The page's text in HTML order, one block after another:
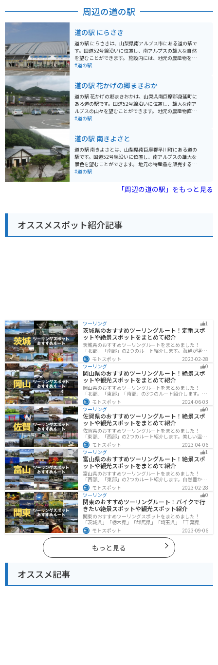
周辺の道の駅
道の駅 にらさき
道の駅 にらさきは、山梨県南アルプス市にある道の駅で
す。国道52号線沿いに位置し、南アルプスの雄大な自然
を望むことができます。 施設内には、地元の農産物をは
じめ、特産品や工芸品などを販売するショップがありま
を使ったそばやうどん、山菜料理などが楽しめます。 バ
イクで訪れる際は、道の駅に併設された駐車場にバイク
専用のスペースがあるので便利です。周辺には、南アル
プスエコーラインや夜叉神峠など、ツーリングに最適な
スポットがたくさんあります。 道の駅 にらさきは、雄大
#道の駅
道の駅 花かげの郷まきおか
道の駅 花かげの郷まきおかは、山梨県南巨摩郡身延町に
ある道の駅です。国道52号線沿いに位置し、雄大な南ア
ルプスの山々を望むことができます。 地元の農産物直売
所では、新鮮な野菜や果物が販売されています。特に、
むことができます。 バイクで訪れる場合、道の駅の駐車
場は広く、休憩場所としても最適です。周辺には、富士
川沿いを走る気持ちの良い道があり、ツーリングにもお
すすめです。 身延町は、日蓮宗の総本山である身延山久
遠寺があることで知られています。道の駅 花かげの郷ま
#道の駅
道の駅 南きよさと
道の駅 南きよさとは、山梨県南巨摩郡早川町にある道の
駅です。国道52号線沿いに位置し、南アルプスの雄大な
景色を望むことができます。 地元の特産品を販売する農
産物直売所では、旬の野菜や果物を購入できます。特
す。また、併設のレストランでは、地元の食材を使った
料理を楽しむことができます。南アルプスの清流で育っ
どもあり、観光拠点としても便利です。
#道の駅
「周辺の道の駅」をもっと見る
オススメスポット紹介記事
ツーリング 1
茨城県のおすすめツーリングルート！定番スポ
ットや絶景スポットをまとめて紹介
茨城県のおすすめツーリングルートをまとめました！
「北部」「南部」の2つのルート紹介します。海鮮が堪能
できる港や梅の景勝地、自然豊かな山々があるのでツー
リングにもってこいです。バイクで茨城県にツーリング
に行く際は参考にしてください。
モトスポット
2023-02-28
ツーリング
0
岡山県のおすすめツーリングルート！絶景スポ
ットや観光スポットをまとめて紹介
岡山県のおすすめツーリングルートをまとめました！
「北部」「東部」「南部」の3つのルート紹介します。岡
山市や倉敷市など、歴史ある街並みも魅力的で、バイク
ツーリングに最適なスポットが多数あります。バイクで
岡山県にツーリングに行く際は参考にしてください。
モトスポット
2024-06-03
ツーリング
0
佐賀県のおすすめツーリングルート！絶景スポ
ットや観光スポットをまとめて紹介
佐賀県のおすすめツーリングルートをまとめました！
「東部」「西部」の2つのルート紹介します。美しい温泉
地や古墳群、歴史ある城や神社仏閣など、バイクツーリ
ングに適したスポットが多数存在し、様々な楽しみ方が
できます。バイクで佐賀県にツーリングに行く際は参考
にしてください。
モトスポット
2023-04-06
ツーリング
1
富山県のおすすめツーリングルート！絶景スポ
ットや観光スポットをまとめて紹介
富山県のおすすめツーリングルートをまとめました！
「西部」「東部」の2つのルート紹介します。自然豊かな
山と海、温泉が充実しており、美術館などもあるので、
自然を満喫するツーリングができます。バイクで富山県
にツーリングに行く際は参考にしてください。
モトスポット
2023-02-28
ツーリング
0
関東のおすすめツーリングルート！バイクで行
きたい絶景スポットや観光スポット紹介
関東のおすすめツーリングスポットをまとめました！
「茨城県」「栃木県」「群馬県」「埼玉県」「千葉県」
「東京都」「神奈川県」の各県の観光地紹介します。自
然豊かな山々や湖、温泉地が点在し、四季折々の景色を
楽しめるスポットが多数あります。バイクで関東にツー
リングに行く際は参考にしてください。
モトスポット 2023-09-06
もっと見る
オススメ記事